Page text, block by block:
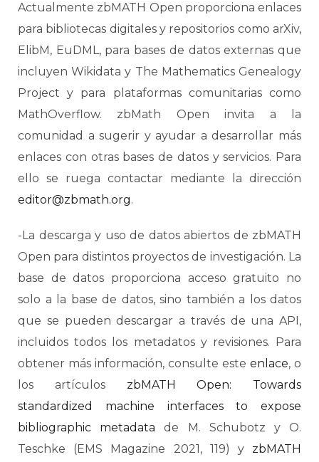
Actualmente zbMATH Open proporciona enlaces
para bibliotecas digitales y repositorios como arXiv,
ElibM, EuDML, para bases de datos externas que
incluyen Wikidata y The Mathematics Genealogy
Project y para plataformas comunitarias como
MathOverflow. zbMath Open invita a la
comunidad a sugerir y ayudar a desarrollar más
enlaces con otras bases de datos y servicios. Para
ello se ruega contactar mediante la dirección
editor@zbmath.org.
-La descarga y uso de datos abiertos de zbMATH
Open para distintos proyectos de investigación. La
base de datos proporciona acceso gratuito no
solo a la base de datos, sino también a los datos
que se pueden descargar a través de una API,
incluidos todos los metadatos y revisiones. Para
obtener más información, consulte este enlace, o
los artículos zbMATH Open: Towards
standardized machine interfaces to expose
bibliographic metadata de M. Schubotz y O.
Teschke (EMS Magazine 2021, 119) y zbMATH